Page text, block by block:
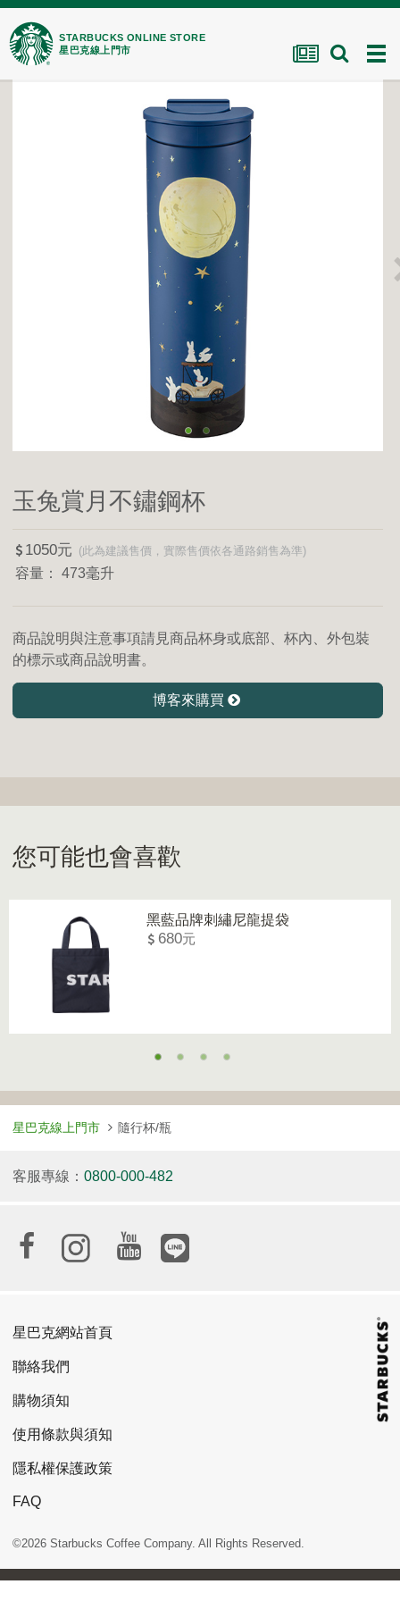
STARBUCKS ONLINE STORE
星巴克線上門市
玉兔賞月不鏽鋼杯
1050
473毫升
商品說明與注意事項請見商品杯身或底部、杯內、外包裝
的標示或商品說明書。
博客來購買
您可能也會喜歡
黑藍品牌刺繡尼龍提袋
680
星巴克線上門市 隨行杯/瓶
客服專線：0800-000-482
星巴克網站首頁
聯絡我們
購物須知
使用條款與須知
隱私權保護政策
FAQ
©2026 Starbucks Coffee Company. All Rights Reserved.